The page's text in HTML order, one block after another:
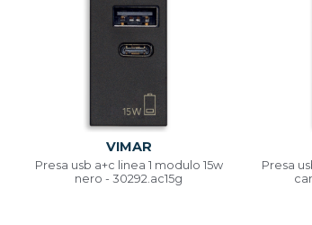
VIMAR
Presa usb a+c linea 1 modulo 15w
nero - 30292.ac15g
Presa